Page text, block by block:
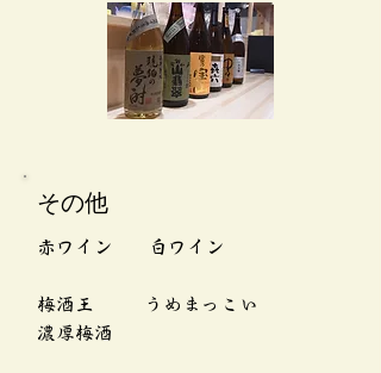
​その他
赤ワイン 白ワイン
梅酒王 うめまっこい
濃厚梅酒